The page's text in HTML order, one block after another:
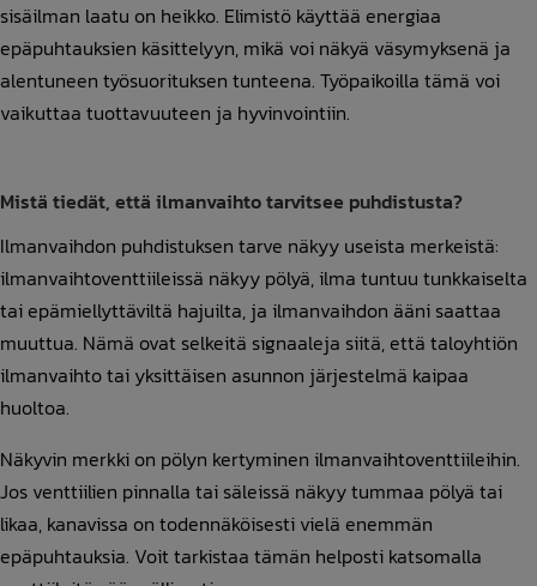
sisäilman laatu on heikko. Elimistö käyttää energiaa
epäpuhtauksien käsittelyyn, mikä voi näkyä väsymyksenä ja
alentuneen työsuorituksen tunteena. Työpaikoilla tämä voi
vaikuttaa tuottavuuteen ja hyvinvointiin.
Mistä tiedät, että ilmanvaihto tarvitsee puhdistusta?
Ilmanvaihdon puhdistuksen tarve näkyy useista merkeistä:
ilmanvaihtoventtiileissä näkyy pölyä, ilma tuntuu tunkkaiselta
tai epämiellyttäviltä hajuilta, ja ilmanvaihdon ääni saattaa
muuttua. Nämä ovat selkeitä signaaleja siitä, että taloyhtiön
ilmanvaihto tai yksittäisen asunnon järjestelmä kaipaa
huoltoa.
Näkyvin merkki on pölyn kertyminen ilmanvaihtoventtiileihin.
Jos venttiilien pinnalla tai säleissä näkyy tummaa pölyä tai
likaa, kanavissa on todennäköisesti vielä enemmän
epäpuhtauksia. Voit tarkistaa tämän helposti katsomalla